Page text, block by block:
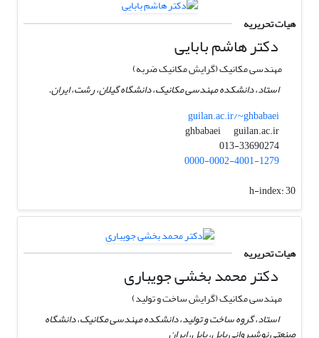
هیات تحریریه
دکتر هاشم بابایی
مهندسی مکانیک (گرایش مکانیک ضربه)
استاد، دانشکده مهندسی مکانیک، دانشگاه گیلان، رشت، ایران.
guilan.ac.ir/~ghbabaei
ghbabaei
guilan.ac.ir
013-33690274
0000-0002-4001-1279
h-index:30
هیات تحریریه
دکتر محمد بخشی جویباری
مهندسی مکانیک (گرایش ساخت و تولید)
استاد، گروه ساخت و تولید، دانشکده مهندسی مکانیک، دانشگاه
صنعتی نوشیروانی بابل، بابل، ایران